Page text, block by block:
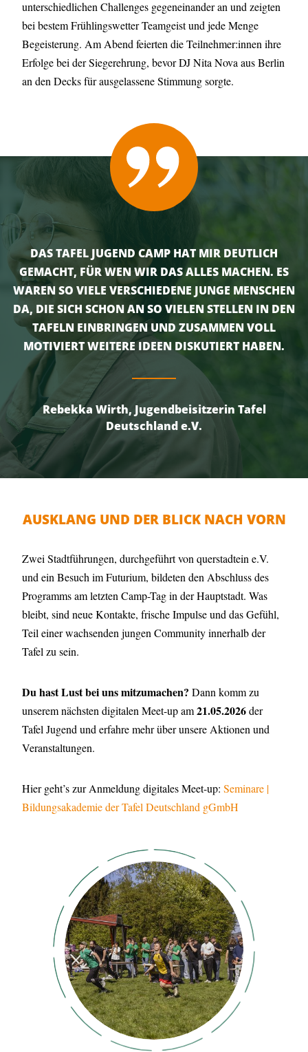
unterschiedlichen Challenges gegeneinander an und zeigten
bei bestem Frühlingswetter Teamgeist und jede Menge
Begeisterung. Am Abend feierten die Teilnehmer:innen ihre
Erfolge bei der Siegerehrung, bevor DJ Nita Nova aus Berlin
an den Decks für ausgelassene Stimmung sorgte.
DAS TAFEL JUGEND CAMP HAT MIR DEUTLICH
GEMACHT, FÜR WEN WIR DAS ALLES MACHEN. ES
WAREN SO VIELE VERSCHIEDENE JUNGE MENSCHEN
DA, DIE SICH SCHON AN SO VIELEN STELLEN IN DEN
TAFELN EINBRINGEN UND ZUSAMMEN VOLL
MOTIVIERT WEITERE IDEEN DISKUTIERT HABEN.
Rebekka Wirth, Jugendbeisitzerin Tafel
Deutschland e.V.
AUSKLANG UND DER BLICK NACH VORN
Zwei Stadtführungen, durchgeführt von querstadtein e.V.
und ein Besuch im Futurium, bildeten den Abschluss des
Programms am letzten Camp-Tag in der Hauptstadt. Was
bleibt, sind neue Kontakte, frische Impulse und das Gefühl,
Teil einer wachsenden jungen Community innerhalb der
Tafel zu sein.
Du hast Lust bei uns mitzumachen? Dann komm zu
unserem nächsten digitalen Meet-up am21.05.2026der
Tafel Jugend und erfahre mehr über unsere Aktionen und
Veranstaltungen.
Hier geht’s zur Anmeldung digitales Meet-up: Seminare |
Bildungsakademie der Tafel Deutschland gGmbH